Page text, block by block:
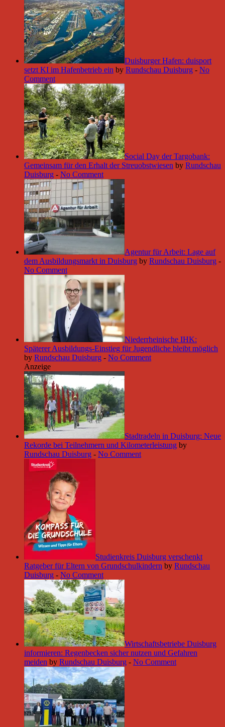
Duisburger Hafen: duisport
setzt KI im Hafenbetrieb ein by Rundschau Duisburg - No
Comment
Social Day der Targobank:
Gemeinsam für den Erhalt der Streuobstwiesen by Rundschau
Duisburg - No Comment
Agentur für Arbeit: Lage auf
dem Ausbildungsmarkt in Duisburg by Rundschau Duisburg -
No Comment
Niederrheinische IHK:
Späterer Ausbildungs-Einstieg für Jugendliche bleibt möglich
by Rundschau Duisburg - No Comment
Anzeige
Stadtradeln in Duisburg: Neue
Rekorde bei Teilnehmern und Kilometerleistung by
Rundschau Duisburg - No Comment
Studienkreis Duisburg verschenkt
Ratgeber für Eltern von Grundschulkindern by Rundschau
Duisburg - No Comment
Wirtschaftsbetriebe Duisburg
informieren: Regenbecken sicher nutzen und Gefahren
meiden by Rundschau Duisburg - No Comment